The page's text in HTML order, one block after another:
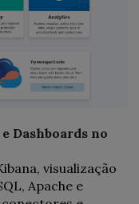
Dashboards no
visualização
Apache e